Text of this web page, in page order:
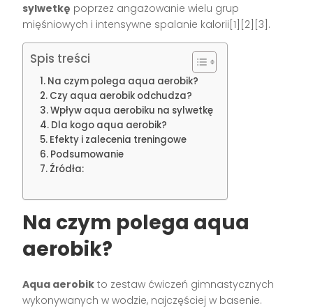
sylwetkę poprzez angażowanie wielu grup
mięśniowych i intensywne spalanie kalorii[1][2][3].
Spis treści
Na czym polega aqua aerobik?
Czy aqua aerobik odchudza?
Wpływ aqua aerobiku na sylwetkę
Dla kogo aqua aerobik?
Efekty i zalecenia treningowe
Podsumowanie
Źródła:
Na czym polega aqua
aerobik?
Aqua aerobik to zestaw ćwiczeń gimnastycznych
wykonywanych w wodzie, najczęściej w basenie.